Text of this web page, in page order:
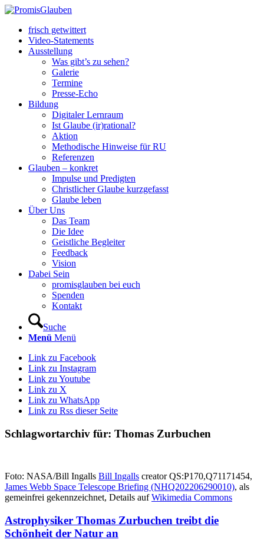
frisch getwittert
Video-Statements
Ausstellung
Was gibt’s zu sehen?
Galerie
Termine
Presse-Echo
Bildung
Digitaler Lernraum
Ist Glaube (ir)rational?
Aktion
Methodische Hinweise für RU
Referenzen
Glauben – konkret
Impulse und Predigten
Christlicher Glaube kurzgefasst
Glaube leben
Über Uns
Das Team
Die Idee
Geistliche Begleiter
Feedback
Vision
Dabei Sein
promisglauben bei euch
Spenden
Kontakt
Suche
Menü Menü
Link zu Facebook
Link zu Instagram
Link zu Youtube
Link zu X
Link zu WhatsApp
Link zu Rss dieser Seite
Schlagwortarchiv für: Thomas Zurbuchen
Foto: NASA/Bill Ingalls Bill Ingalls creator QS:P170,Q71171454,
James Webb Space Telescope Briefing (NHQ202206290010), als
gemeinfrei gekennzeichnet, Details aufWikimedia Commons
Astrophysiker Thomas Zurbuchen treibt die
Schönheit der Natur an